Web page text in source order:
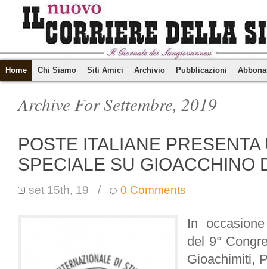
Home Chi Siamo Siti Amici Archivio Pubblicazioni
Archive For Settembre, 2019
POSTE ITALIANE
SPECIALE SU GIOACCHINO
set 15th, 19 / 0 Comments
In
del 9°
Gioachimiti,